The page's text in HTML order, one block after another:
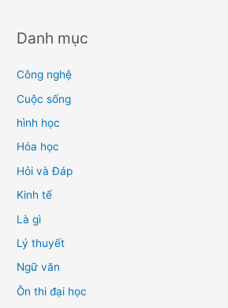
Danh mục
Công nghệ
Cuộc sống
hình học
Hóa học
Hỏi và Đáp
Kinh tế
Là gì
Lý thuyết
Ngữ văn
Ôn thi đại học